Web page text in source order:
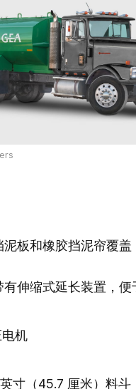
泥板和橡胶挡泥帘覆
有伸缩式延长装置，便
机
寸（45.7 厘米）料斗